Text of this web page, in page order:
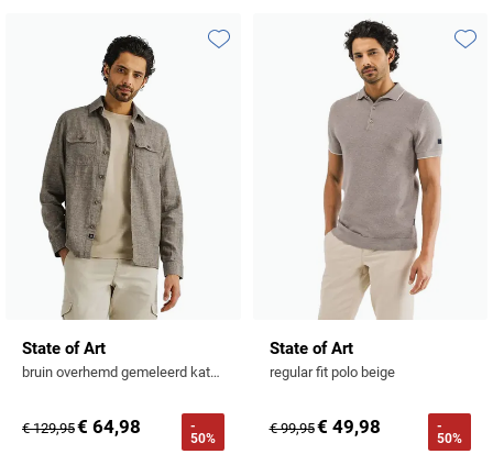
State of Art
bruin overhemd gemeleerd katoen wijde fit
€ 129,95€ 64,98
-
50%
Toevoegen aan favorieten
State of Art
regular fit polo beige
€ 99,95€ 49,98
-
50%